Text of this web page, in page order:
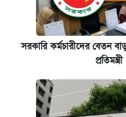
সরকারি কর্মচারীদের বেতন
প্রতিমন্ত্রী